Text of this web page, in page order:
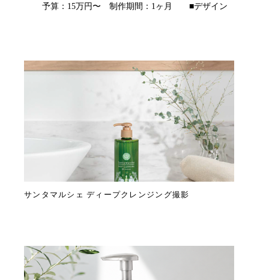
予算：15万円〜 制作期間：1ヶ月 ■デザイン
サンタマルシェ ディープクレンジング撮影